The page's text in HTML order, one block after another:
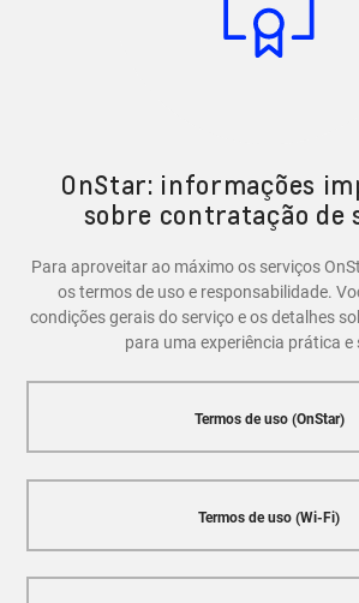
recursos de segurança, como a
e desbloquear as portas do veículo,
OnStar: informações
sobre contratação de
Para aproveitar ao máximo os serviços
os termos de uso e responsabilidade.
condições gerais do serviço e os detalhes
para uma experiência prática e
Termos de uso (OnStar)
Termos de uso (Wi-Fi)